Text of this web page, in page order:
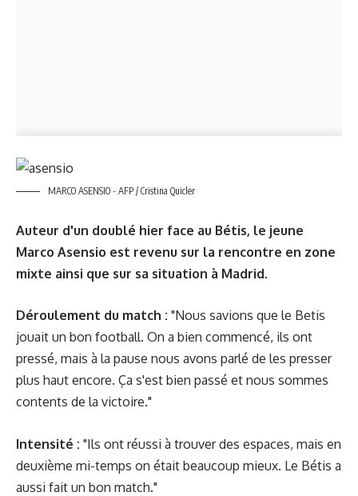
MARCO ASENSIO - AFP / Cristina Quicler
Auteur d'un doublé hier face au Bétis, le jeune
Marco Asensio est revenu sur la rencontre en zone
mixte ainsi que sur sa situation à Madrid.
Déroulement du match : "Nous savions que le Betis
jouait un bon football. On a bien commencé, ils ont
pressé, mais à la pause nous avons parlé de les presser
plus haut encore. Ça s'est bien passé et nous sommes
contents de la victoire."
Intensité : "Ils ont réussi à trouver des espaces, mais en
deuxième mi-temps on était beaucoup mieux. Le Bétis a
aussi fait un bon match."